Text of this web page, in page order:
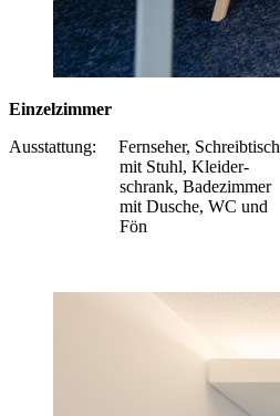
Einzelzimmer
Ausstattung: Fernseher, Schreibtisch
mit Stuhl, Kleider-
schrank, Badezimmer
mit Dusche, WC und
Fön